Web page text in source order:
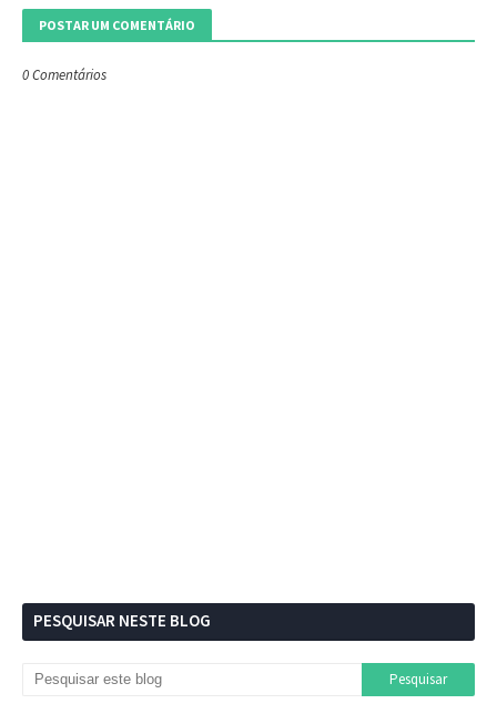
POSTAR UM COMENTÁRIO
0 Comentários
PESQUISAR NESTE BLOG